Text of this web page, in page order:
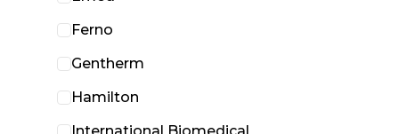
Ferno
Gentherm
Hamilton